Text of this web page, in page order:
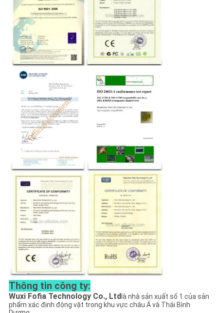
Thông tin công ty:
Wuxi Fofia Technology Co., Ltdlà nhà sản xuất số 1 của sản
phẩm xác định động vật trong khu vực châu Á và Thái Bình